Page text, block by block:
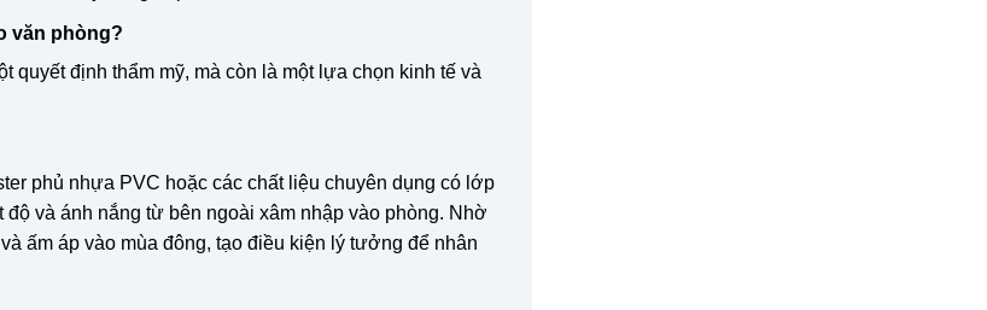
văn phòng?
quyết định thẩm mỹ, mà còn là một lựa chọn kinh tế và
phủ nhựa PVC hoặc các chất liệu chuyên dụng có lớp
và ánh nắng từ bên ngoài xâm nhập vào phòng. Nhờ
ấm áp vào mùa đông, tạo điều kiện lý tưởng để nhân